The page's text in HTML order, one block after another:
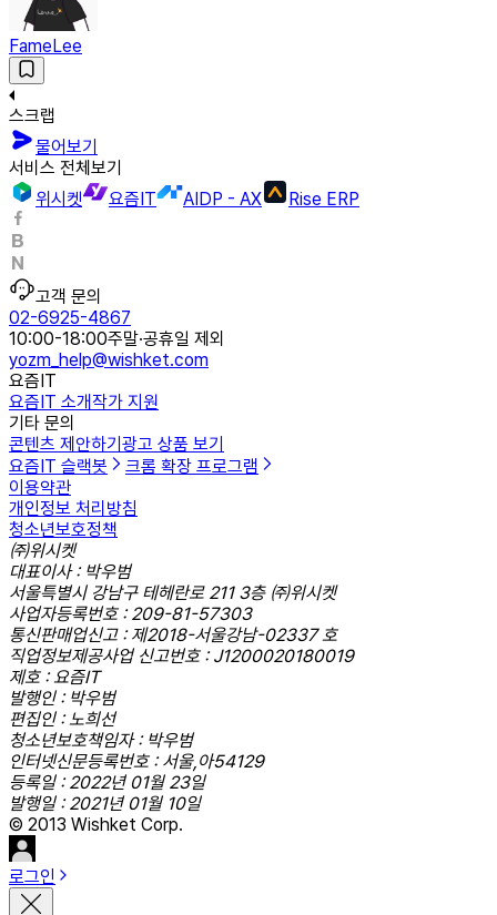
FameLee
스크랩
물어보기
서비스 전체보기
위시켓
요즘IT AIDP - AX Rise ERP
고객 문의
02-6925-4867
10:00-18:00주말·공휴일 제외
yozm_help@wishket.com
요즘IT
요즘IT 소개작가 지원
기타 문의
콘텐츠 제안하기 광고 상품 보기
요즘IT 슬랙봇
크롬 확장 프로그램
이용약관
개인정보 처리방침
청소년보호정책
㈜위시켓
대표이사 : 박우범
서울특별시 강남구 테헤란로 211 3층 ㈜위시켓
사업자등록번호 : 209-81-57303
통신판매업신고 : 제2018-서울강남-02337 호
직업정보제공사업 신고번호 : J1200020180019
제호 : 요즘IT
발행인 : 박우범
편집인 : 노희선
청소년보호책임자 : 박우범
인터넷신문등록번호 : 서울,아54129
등록일 : 2022년 01월 23일
발행일 : 2021년 01월 10일
© 2013 Wishket Corp.
로그인